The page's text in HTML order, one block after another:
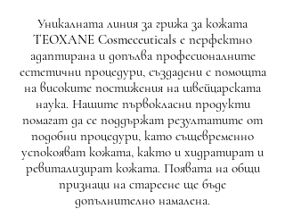
Уникалната линия за грижа за кожата
TEOXANE Cosmeceuticals е перфектно
адаптирана и допълва професионалните
естетични процедури, създадени с помощта
на високите постижения на швейцарската
наука. Нашите първокласни продукти
помагат да се поддържат резултатите от
подобни процедури, като същевременно
успокояват кожата, както и хидратират и
ревитализират кожата. Появата на общи
признаци на стареене ще бъде
допълнително намалена.